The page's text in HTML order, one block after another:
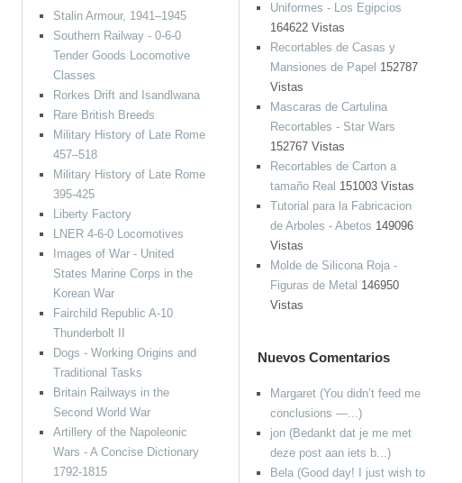
Uniformes - Los Egipcios
164622 Vistas
Recortables de Casas y
Mansiones de Papel 152787
Vistas
Mascaras de Cartulina
Recortables - Star Wars
152767 Vistas
Recortables de Carton a
tamaño Real 151003 Vistas
Tutorial para la Fabricacion
de Arboles - Abetos 149096
Vistas
Molde de Silicona Roja -
Figuras de Metal 146950
Vistas
Nuevos Comentarios
Margaret (You didn’t feed me
conclusions —...)
jon (Bedankt dat je me met
deze post aan iets b...)
Bela (Good day! I just wish to
Stalin Armour, 1941–1945
Southern Railway - 0-6-0
Tender Goods Locomotive
Classes
Rorkes Drift and Isandlwana
Rare British Breeds
Military History of Late Rome
457–518
Military History of Late Rome
395-425
Liberty Factory
LNER 4-6-0 Locomotives
Images of War - United
States Marine Corps in the
Korean War
Fairchild Republic A-10
Thunderbolt II
Dogs - Working Origins and
Traditional Tasks
Britain Railways in the
Second World War
Artillery of the Napoleonic
Wars - A Concise Dictionary
1792-1815